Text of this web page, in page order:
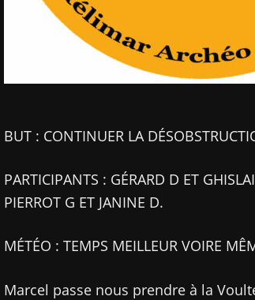
BUT : CONTINUER LA
PARTICIPANTS : GÉRARD D ET
PIERROT G ET JANINE D.
MÉTÉO : TEMPS MEILLEUR VOIRE
Marcel passe nous prendre à la